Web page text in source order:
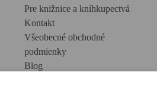
Pre knižnice a kníhkupectvá
Kontakt
Všeobecné obchodné
podmienky
Blog